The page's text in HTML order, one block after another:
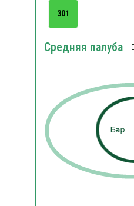
301
Средняя палуба